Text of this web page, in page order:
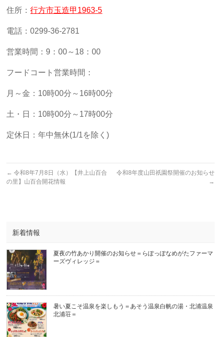
住所：行方市玉造甲1963-5
電話：0299-36-2781
営業時間：9：00～18：00
フードコート営業時間：
月～金：10時00分～16時00分
土・日：10時00分～17時00分
定休日：年中無休(1/1を除く)
← 令和8年7月8日（水）【井上山百合
の里】山百合開花情報
令和8年度山田祇園祭開催のお知らせ
→
新着情報
夏夜の竹あかり開催のお知らせ＝らぽっぽなめがたファーマ
ーズヴィレッジ＝
暑い夏こそ温泉を楽しもう＝あそう温泉白帆の湯・北浦温泉
北浦荘＝